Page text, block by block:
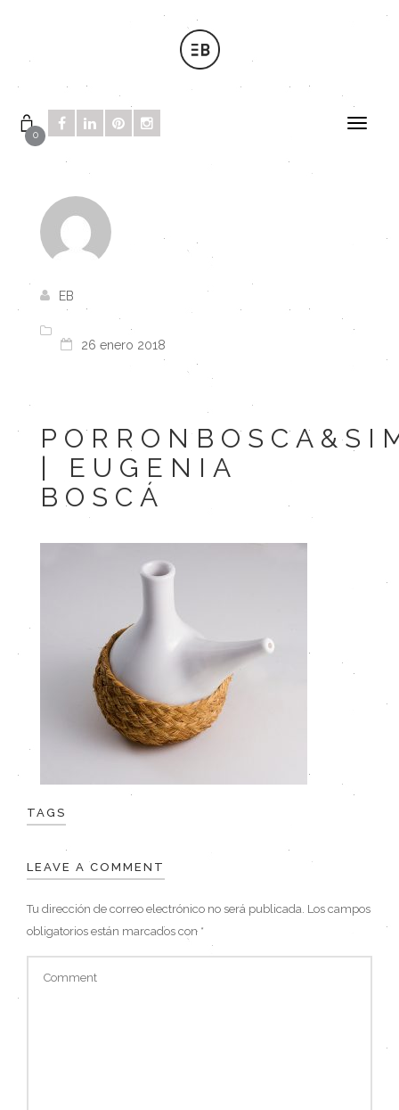
0
EB
26 enero 2018
| EUGENIA
BOSCÁ
TAGS
LEAVE A COMMENT
Tu dirección de correo electrónico no será publicada. Los campos
obligatorios están marcados con *